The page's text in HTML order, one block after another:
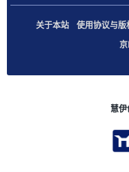
关于本站 使用协议与版
京
慧伊